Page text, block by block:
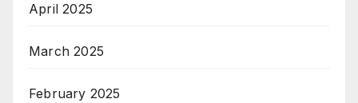
April 2025
March 2025
February 2025